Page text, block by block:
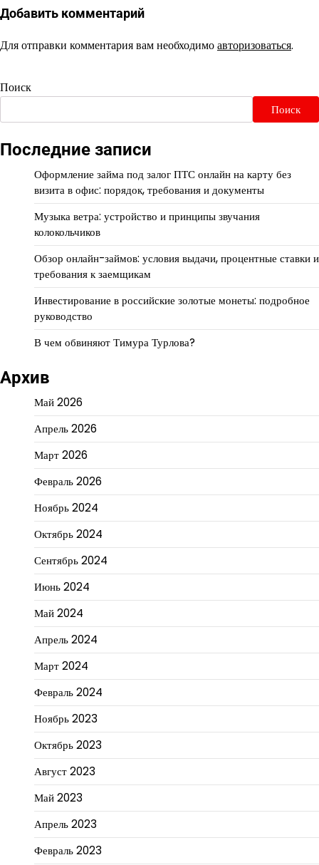
Добавить комментарий
Для отправки комментария вам необходимоавторизоваться.
Поиск
Поиск
Последние записи
Оформление займа под залог ПТС онлайн на карту без
визита в офис: порядок, требования и документы
Музыка ветра: устройство и принципы звучания
колокольчиков
Обзор онлайн-займов: условия выдачи, процентные ставки и
требования к заемщикам
Инвестирование в российские золотые монеты: подробное
руководство
В чем обвиняют Тимура Турлова?
Архив
Май 2026
Апрель 2026
Март 2026
Февраль 2026
Ноябрь 2024
Октябрь 2024
Сентябрь 2024
Июнь 2024
Май 2024
Апрель 2024
Март 2024
Февраль 2024
Ноябрь 2023
Октябрь 2023
Август 2023
Май 2023
Апрель 2023
Февраль 2023